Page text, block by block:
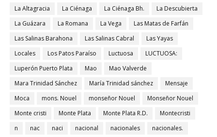
La Altagracia
La Ciénaga La Ciénaga Bh.
La Descubierta
La Guázara
La Romana La Vega
Las Matas de Farfán
Las Salinas Barahona
Las Salinas Cabral
Las Yayas
Locales
Los Patos Paraíso Luctuosa
LUCTUOSA:
Luperón Puerto Plata
Mao
Mao Valverde
Mara Trinidad Sánchez
María Trinidad sánchez
Mensaje
Moca
mons. Nouel monseñor Nouel
Monseñor Nouel
Monte cristi
Monte Plata Monte Plata R.D.
Montecristi
n
nac naci nacional nacionales
nacionales.